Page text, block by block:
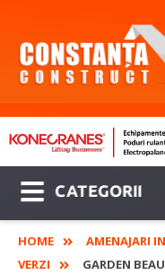
CATEGORII
HOME AMENAJARI
VERZI
GARDEN